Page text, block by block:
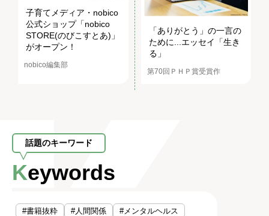
子育てメディア・nobico
公式ショップ「nobico
STORE(のびこすとあ)」
がオープン！
nobico編集部
「ありがとう」の一言の
ために...エッセイ「生き
る」
第70回ＰＨＰ賞受賞作
話題のキーワード
Keywords
#書籍抜粋 #人間関係
#メンタルヘルス